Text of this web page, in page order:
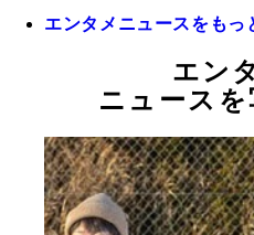
エンタメニュースをもっ
エン
ニュース